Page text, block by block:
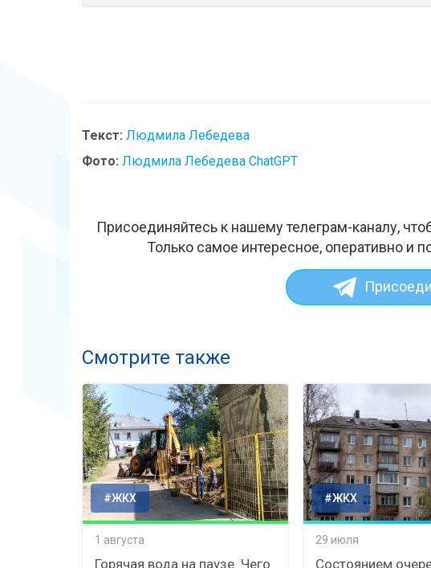
Текст: Людмила Лебедева
Фото: Людмила Лебедева ChatGPT
Присоединяйтесь к нашему телеграм-каналу,
Только самое интересное, оперативно и
Смотрите также
#ЖКХ
1 августа
Горячая вода на паузе. Чего
#ЖКХ
29 июля
Состоянием